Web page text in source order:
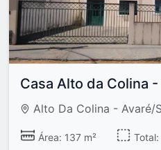
Casa Alto da Colina
Alto Da Colina - Avaré/
Área: 137 m²